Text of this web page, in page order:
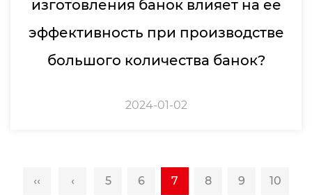
изготовления банок влияет на ее
эффективность при производстве
большого количества банок?
2024-01-02
‹‹ ‹ 5 6 7 8 9 10